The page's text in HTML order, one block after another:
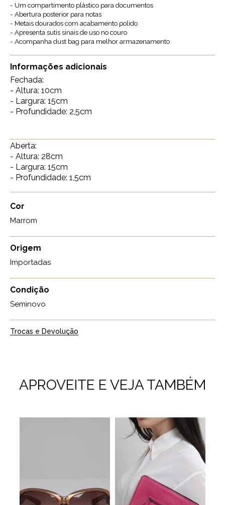
- Um compartimento plástico para documentos
- Abertura posterior para notas
- Metais dourados com acabamento polido
- Apresenta sutis sinais de uso no couro
- Acompanha dust bag para melhor armazenamento
Informações adicionais
Fechada:
- Altura: 10cm
- Largura: 15cm
- Profundidade: 2,5cm
Aberta:
- Altura: 28cm
- Largura: 15cm
- Profundidade: 1,5cm
Cor
Marrom
Origem
Importadas
Condição
Seminovo
Trocas e Devolução
APROVEITE E VEJA TAMBÉM